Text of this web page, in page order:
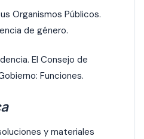
Organismos Públicos.
de género.
El Consejo de
Funciones.
y materiales